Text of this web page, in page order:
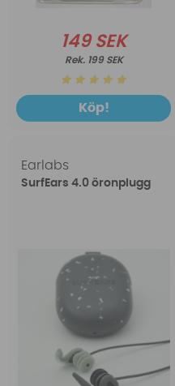
149 SEK
199 SEK
Köp!
Earlabs
SurfEars 4.0 öronplugg